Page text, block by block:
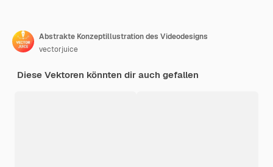
Abstrakte Konzeptillustration des Videodesigns
vectorjuice
Diese Vektoren könnten dir auch gefallen